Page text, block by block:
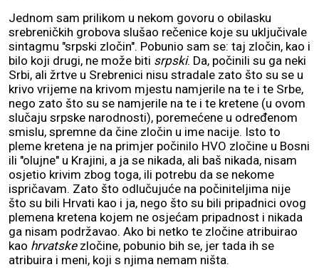
Jednom sam prilikom u nekom govoru o obilasku
srebreničkih grobova slušao rečenice koje su uključivale
sintagmu "srpski zločin". Pobunio sam se: taj zločin, kao i
bilo koji drugi, ne može biti srpski. Da, počinili su ga neki
Srbi, ali žrtve u Srebrenici nisu stradale zato što su se u
krivo vrijeme na krivom mjestu namjerile na te i te Srbe,
nego zato što su se namjerile na te i te kretene (u ovom
slučaju srpske narodnosti), poremećene u određenom
smislu, spremne da čine zločin u ime nacije. Isto to
pleme kretena je na primjer počinilo HVO zločine u Bosni
ili "olujne" u Krajini, a ja se nikada, ali baš nikada, nisam
osjetio krivim zbog toga, ili potrebu da se nekome
ispričavam. Zato što odlučujuće na počiniteljima nije
što su bili Hrvati kao i ja, nego što su bili pripadnici ovog
plemena kretena kojem ne osjećam pripadnost i nikada
ga nisam podržavao. Ako bi netko te zločine atribuirao
kao hrvatske zločine, pobunio bih se, jer tada ih se
atribuira i meni, koji s njima nemam ništa.